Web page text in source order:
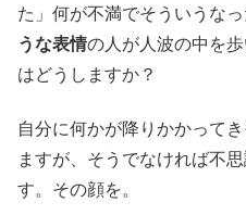
た」何が不満でそういうな
うな表情の人が人波の中を
はどうしますか？
自分に何かが降りかかって
ますが、そうでなければ不
す。その顔を。